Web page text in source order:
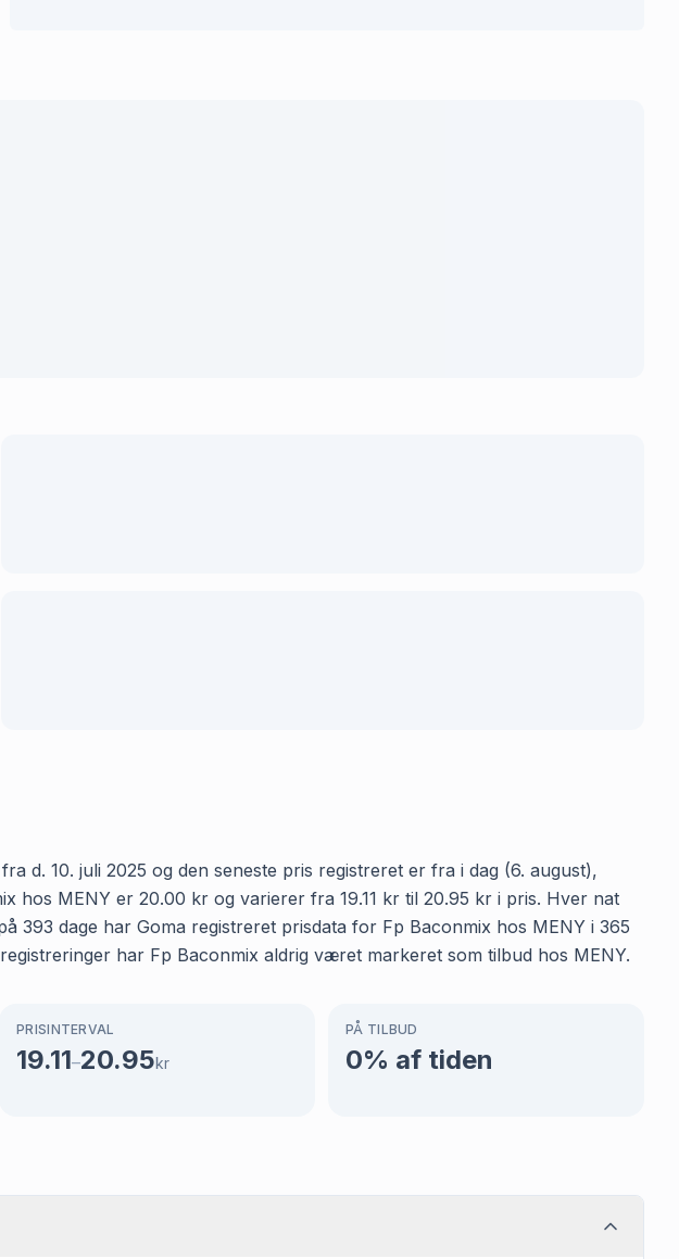
d. 10. juli 2025 og den seneste pris registreret er fra i dag (6. august),
hos MENY er 20.00 kr og varierer fra 19.11 kr til 20.95 kr i pris. Hver nat
dage har Goma registreret prisdata for Fp Baconmix hos MENY i 365
har Fp Baconmix aldrig været markeret som tilbud hos MENY.
PRISINTERVAL
19.11–20.95kr
PÅ TILBUD
0% af tiden